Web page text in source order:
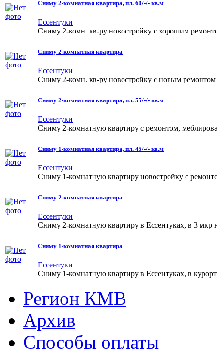
Сниму 2-комнатная квартира, пл. 60/-/- кв.м
Ессентуки
Сниму 2-комн. кв-ру новостройку с хорошим
Сниму 2-комнатная квартира
Ессентуки
Сниму 2-комн. кв-ру новостройку с новым
Сниму 2-комнатная квартира, пл. 55/-/- кв.м
Ессентуки
Сниму 2-комнатную квартиру с ремонтом,
Сниму 1-комнатная квартира, пл. 45/-/- кв.м
Ессентуки
Сниму 1-комнатную квартиру новостройку с
Сниму 2-комнатная квартира
Ессентуки
Сниму 2-комнатную квартиру в Ессентуках, в 3 мкр
Сниму 1-комнатная квартира
Ессентуки
Сниму 1-комнатную квартиру в Ессентуках, в
Регион КМВ
Архив
Способы оплаты